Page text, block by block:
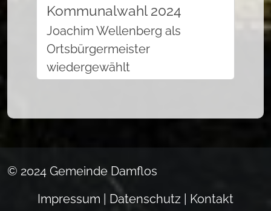
Kommunalwahl 2024
Joachim Wellenberg als
Ortsbürgermeister
wiedergewählt
© 2024 Gemeinde Damflos
Impressum
Datenschutz | Kontakt